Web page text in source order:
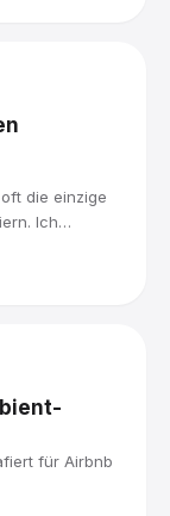
die einzige
Ich
Datei, sofort
für Airbnb